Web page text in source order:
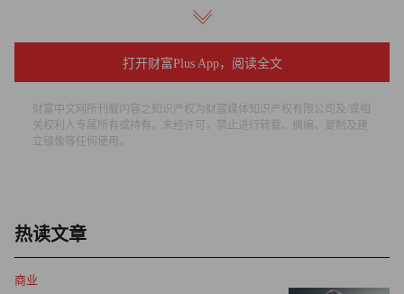
很多产品已经嵌入了DeepSeek。这足以说明中国在AI应用
层面已走在前列。”
不过，尽管开源AI模型能推动创新和技术普及，但也伴随
着风险。
使用AI，追求的不仅仅是模型性能。一旦格式配置出现问
打开财富Plus App，阅读全文
财富中文网所刊载内容之知识产权为财富媒体知识产权有限公司及/或相
关权利人专属所有或持有。未经许可，禁止进行转载、摘编、复制及建
立镜像等任何使用。
热读文章
商业